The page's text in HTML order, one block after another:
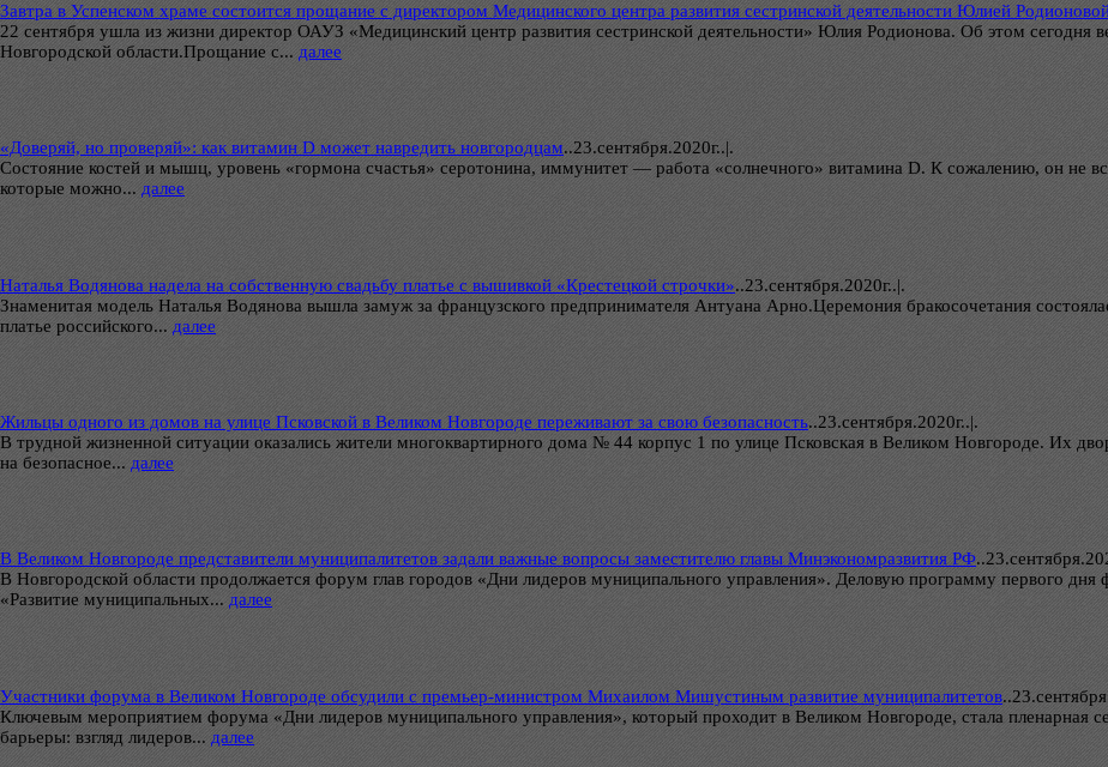
Завтра в Успенском храме состоится прощание с директором Медицинского центра развития сестринской деятельности Юлией
22 сентября ушла из жизни директор ОАУЗ «Медицинский центр развития сестринской деятельности» Юлия Родионова. Об этом сегодня
Новгородской области.Прощание с... далее
«Доверяй, но проверяй»: как витамин D может навредить новгородцам..23.сентября.2020г..|.
Состояние костей и мышц, уровень «гормона счастья» серотонина, иммунитет — работа «солнечного» витамина D. К сожалению, он не
которые можно... далее
Наталья Водянова надела на собственную свадьбу платье с вышивкой «Крестецкой строчки»..23.сентября.2020г..|.
Знаменитая модель Наталья Водянова вышла замуж за французского предпринимателя Антуана Арно.Церемония бракосочетания
платье российского... далее
Жильцы одного из домов на улице Псковской в Великом Новгороде переживают за свою безопасность..23.сентября.2020г..|.
В трудной жизненной ситуации оказались жители многоквартирного дома № 44 корпус 1 по улице Псковская в Великом Новгороде. Их
на безопасное... далее
В Великом Новгороде представители муниципалитетов задали важные вопросы заместителю главы Минэкономразвития РФ..
В Новгородской области продолжается форум глав городов «Дни лидеров муниципального управления». Деловую программу первого
«Развитие муниципальных... далее
Участники форума в Великом Новгороде обсудили с премьер-министром Михаилом Мишустиным развитие муниципалитетов..
Ключевым мероприятием форума «Дни лидеров муниципального управления», который проходит в Великом Новгороде, стала пленарная
барьеры: взгляд лидеров... далее